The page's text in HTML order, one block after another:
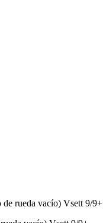
rueda vacío) Vsett 9/9+